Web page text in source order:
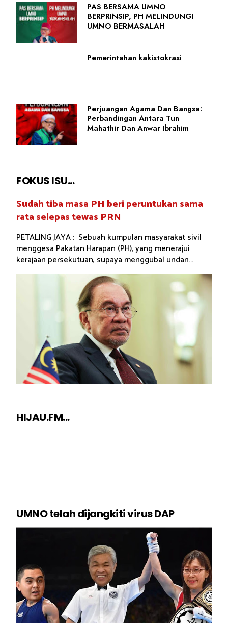
PAS BERSAMA UMNO
BERPRINSIP, PH MELINDUNGI
UMNO BERMASALAH
Pemerintahan kakistokrasi
Perjuangan Agama Dan Bangsa:
Perbandingan Antara Tun
Mahathir Dan Anwar Ibrahim
FOKUS ISU...
Sudah tiba masa PH beri peruntukan sama
rata selepas tewas PRN
PETALING JAYA : Sebuah kumpulan masyarakat sivil
menggesa Pakatan Harapan (PH), yang menerajui
kerajaan persekutuan, supaya menggubal undan...
HIJAU.FM...
UMNO telah dijangkiti virus DAP